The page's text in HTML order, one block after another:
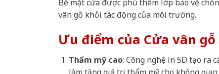
Bề mặt cửa được phủ thêm lớp bảo vệ
vân gỗ khỏi tác động của môi trường.
Ưu điểm của Cửa vân gỗ
Thẩm mỹ cao: Công nghệ in 5D tạo ra